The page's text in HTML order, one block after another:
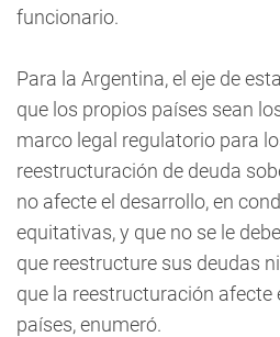
funcionario.
Para la Argentina, el eje de
que los propios países sean
marco legal regulatorio para
reestructuración de deuda
no afecte el desarrollo, en
equitativas, y que no se le
que reestructure sus deudas
que la reestructuración afecte
países, enumeró.